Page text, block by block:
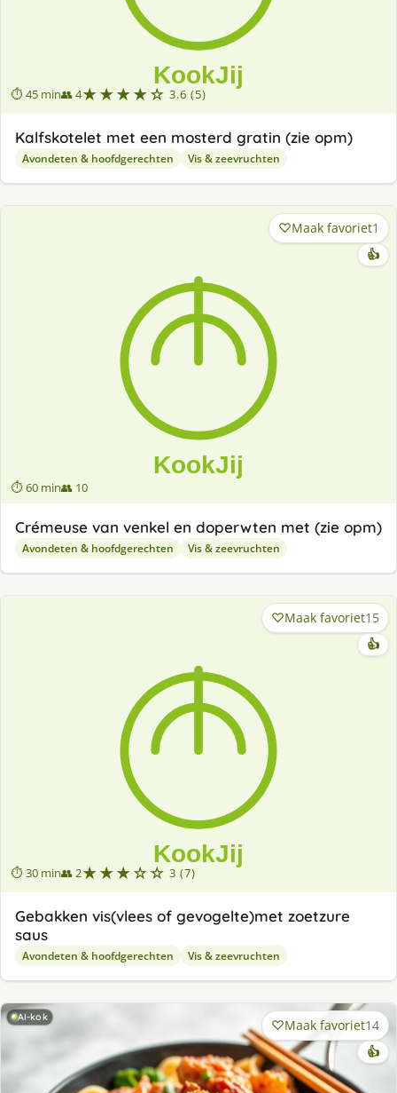
⏱ 45 min👥 4★★★★☆ 3.6 (5)
Kalfskotelet met een mosterd gratin (zie opm)
Avondeten & hoofdgerechten Vis & zeevruchten
⏱ 60 min👥 10
Maak favoriet1
👍
Crémeuse van venkel en doperwten met (zie opm)
Avondeten & hoofdgerechten Vis & zeevruchten
⏱ 30 min👥 2★★★☆☆ 3 (7)
Maak favoriet15
👍
Gebakken vis(vlees of gevogelte)met zoetzure
saus
Avondeten & hoofdgerechten Vis & zeevruchten
AI-kok Maak favoriet14
👍